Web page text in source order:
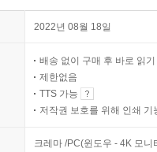
2022년 08월 18일
배송 없이 구매 후 바로 읽기
제한없음
TTS 가능
저작권 보호를 위해 인쇄 기
크레마 /PC(윈도우 - 4K 모